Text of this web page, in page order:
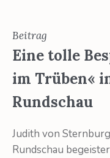
Beitrag
Eine tolle
im Trüben«
Rundschau
Judith von
Rundschau